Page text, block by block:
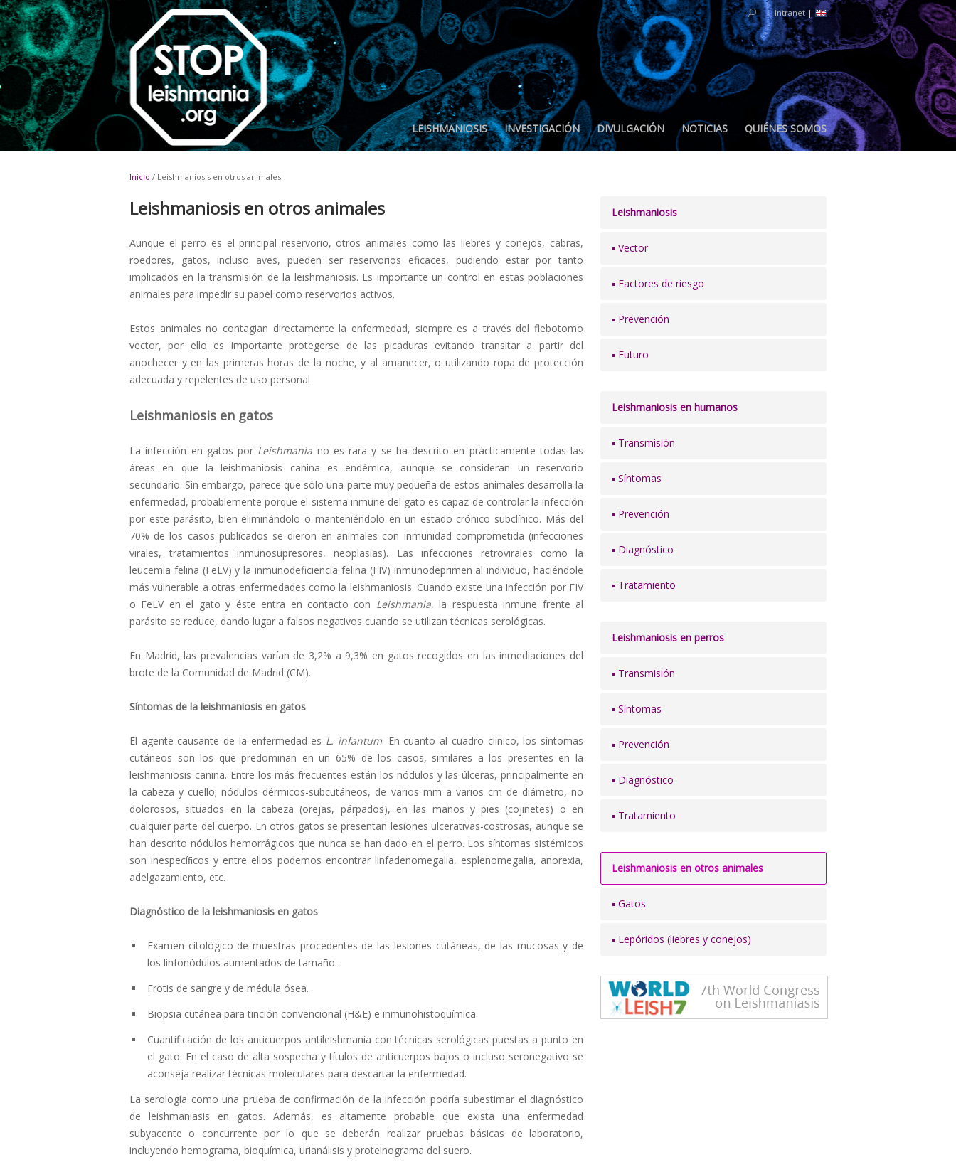
Intranet |
LEISHMANIOSIS INVESTIGACIÓN DIVULGACIÓN NOTICIAS QUIÉNES SOMOS
Inicio / Leishmaniosis en otros animales
Leishmaniosis en otros animales
Aunque el perro es el principal reservorio, otros animales como las liebres y conejos, cabras,
roedores, gatos, incluso aves, pueden ser reservorios eficaces, pudiendo estar por tanto
implicados en la transmisión de la leishmaniosis. Es importante un control en estas poblaciones
animales para impedir su papel como reservorios activos.
Estos animales no contagian directamente la enfermedad, siempre es a través del flebotomo
vector, por ello es importante protegerse de las picaduras evitando transitar a partir del
anochecer y en las primeras horas de la noche, y al amanecer, o utilizando ropa de protección
adecuada y repelentes de uso personal
Leishmaniosis en gatos
La infección en gatos por Leishmania no es rara y se ha descrito en prácticamente todas las
áreas en que la leishmaniosis canina es endémica, aunque se consideran un reservorio
secundario. Sin embargo, parece que sólo una parte muy pequeña de estos animales desarrolla la
enfermedad, probablemente porque el sistema inmune del gato es capaz de controlar la infección
por este parásito, bien eliminándolo o manteniéndolo en un estado crónico subclínico. Más del
70% de los casos publicados se dieron en animales con inmunidad comprometida (infecciones
virales, tratamientos inmunosupresores, neoplasias). Las infecciones retrovirales como la
leucemia felina (FeLV) y la inmunodeficiencia felina (FIV) inmunodeprimen al individuo, haciéndole
más vulnerable a otras enfermedades como la leishmaniosis. Cuando existe una infección por FIV
o FeLV en el gato y éste entra en contacto con Leishmania, la respuesta inmune frente al
parásito se reduce, dando lugar a falsos negativos cuando se utilizan técnicas serológicas.
En Madrid, las prevalencias varían de 3,2% a 9,3% en gatos recogidos en las inmediaciones del
brote de la Comunidad de Madrid (CM).
Síntomas de la leishmaniosis en gatos
El agente causante de la enfermedad es L. infantum. En cuanto al cuadro clínico, los síntomas
cutáneos son los que predominan en un 65% de los casos, similares a los presentes en la
leishmaniosis canina. Entre los más frecuentes están los nódulos y las úlceras, principalmente en
la cabeza y cuello; nódulos dérmicos-subcutáneos, de varios mm a varios cm de diámetro, no
dolorosos, situados en la cabeza (orejas, párpados), en las manos y pies (cojinetes) o en
cualquier parte del cuerpo. En otros gatos se presentan lesiones ulcerativas-costrosas, aunque se
han descrito nódulos hemorrágicos que nunca se han dado en el perro. Los síntomas sistémicos
son inespecíﬁcos y entre ellos podemos encontrar linfadenomegalia, esplenomegalia, anorexia,
adelgazamiento, etc.
Diagnóstico de la leishmaniosis en gatos
Examen citológico de muestras procedentes de las lesiones cutáneas, de las mucosas y de
los linfonódulos aumentados de tamaño.
Frotis de sangre y de médula ósea.
Biopsia cutánea para tinción convencional (H&E) e inmunohistoquímica.
Cuantificación de los anticuerpos antileishmania con técnicas serológicas puestas a punto en
el gato. En el caso de alta sospecha y títulos de anticuerpos bajos o incluso seronegativo se
aconseja realizar técnicas moleculares para descartar la enfermedad.
La serología como una prueba de confirmación de la infección podría subestimar el diagnóstico
de leishmaniasis en gatos. Además, es altamente probable que exista una enfermedad
subyacente o concurrente por lo que se deberán realizar pruebas básicas de laboratorio,
incluyendo hemograma, bioquímica, urianálisis y proteinograma del suero.
Leishmaniosis
▪ Vector
▪ Factores de riesgo
▪ Prevención
▪ Futuro
Leishmaniosis en humanos
▪ Transmisión
▪ Síntomas
▪ Prevención
▪ Diagnóstico
▪ Tratamiento
Leishmaniosis en perros
▪ Transmisión
▪ Síntomas
▪ Prevención
▪ Diagnóstico
▪ Tratamiento
Leishmaniosis en otros animales
▪ Gatos
▪ Lepóridos (liebres y conejos)